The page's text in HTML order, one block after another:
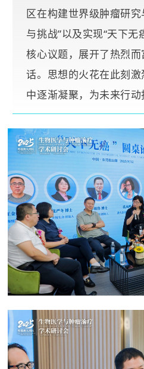
区在构建世界级肿瘤研
与挑战”以及实现“天下无
核心议题，展开了热烈
话。思想的火花在此刻
中逐渐凝聚，为未来行动